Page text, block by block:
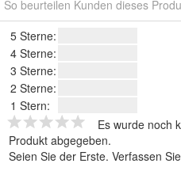
So beurteilen Kunden dieses
5 Sterne:
4 Sterne:
3 Sterne:
2 Sterne:
1 Stern:
Es wurde noch
Produkt abgegeben.
Seien Sie der Erste. Verfassen